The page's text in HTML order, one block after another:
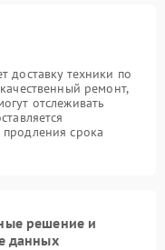
доставку техники по
ремонт,
отслеживать
срока
решение и
данных